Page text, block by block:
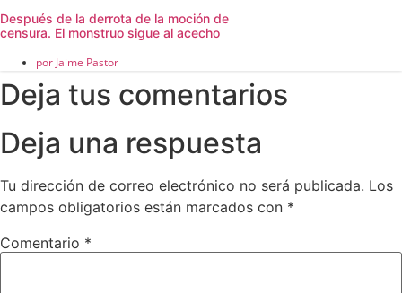
Después de la derrota de la moción de
censura. El monstruo sigue al acecho
por Jaime Pastor
Deja tus comentarios
Deja una respuesta
Tu dirección de correo electrónico no será publicada. Los
campos obligatorios están marcados con *
Comentario *